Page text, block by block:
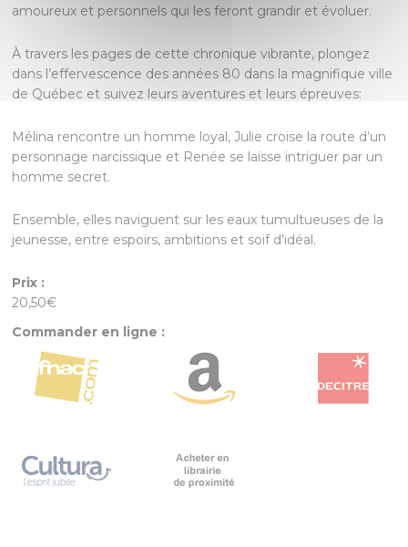
amoureux et personnels qui les feront grandir et évoluer.
À travers les pages de cette chronique vibrante, plongez
dans l’effervescence des années 80 dans la magnifique ville
de Québec et suivez leurs aventures et leurs épreuves:
Mélina rencontre un homme loyal, Julie croise la route d’un
personnage narcissique et Renée se laisse intriguer par un
homme secret.
Ensemble, elles naviguent sur les eaux tumultueuses de la
jeunesse, entre espoirs, ambitions et soif d’idéal.
Prix :
20,50€
Commander en ligne :